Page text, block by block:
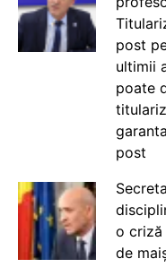
post
ultimii
poate
post
o criză
de